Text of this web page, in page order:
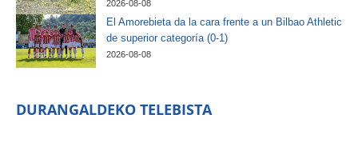
2026-08-08
El Amorebieta da la cara frente a un Bilbao Athletic
de superior categoría (0-1)
2026-08-08
DURANGALDEKO TELEBISTA